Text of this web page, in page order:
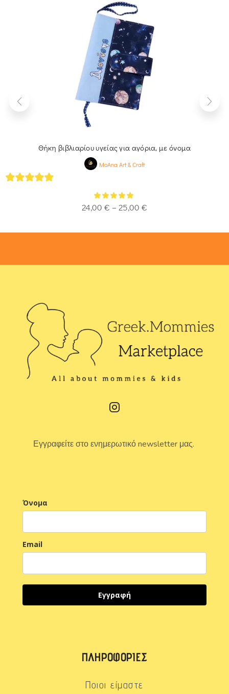
Θήκη βιβλιαρίου υγείας για αγόρια, με όνομα
MoAna Art & Craft
24,00 € – 25,00 €
Εγγραφείτε στο ενημερωτικό newsletter μας.
Όνομα
Email
Εγγραφή
ΠΛΗΡΟΦΟΡΊΕΣ
Ποιοι είμαστε